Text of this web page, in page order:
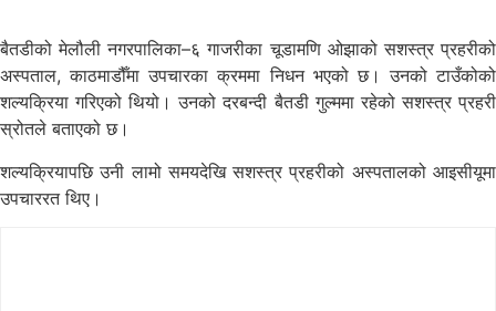
बैतडीको मेलौली नगरपालिका–६ गाजरीका चूडामणि ओझाको सशस्त्र प्रहरीको
अस्पताल, काठमाडौँमा उपचारका क्रममा निधन भएको छ। उनको टाउँकोको
शल्यक्रिया गरिएको थियो। उनको दरबन्दी बैतडी गुल्ममा रहेको सशस्त्र प्रहरी
स्रोतले बताएको छ।
शल्यक्रियापछि उनी लामो समयदेखि सशस्त्र प्रहरीको अस्पतालको आइसीयूमा
उपचाररत थिए।